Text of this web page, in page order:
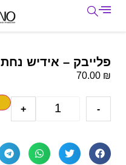
פלייבק – אידיש נחת 4 – אידיש נחת
70.00 ₪
-
+